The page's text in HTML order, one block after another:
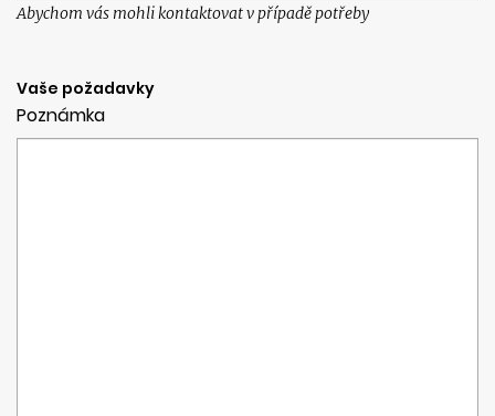
Abychom vás mohli kontaktovat v případě potřeby
Vaše požadavky
Poznámka